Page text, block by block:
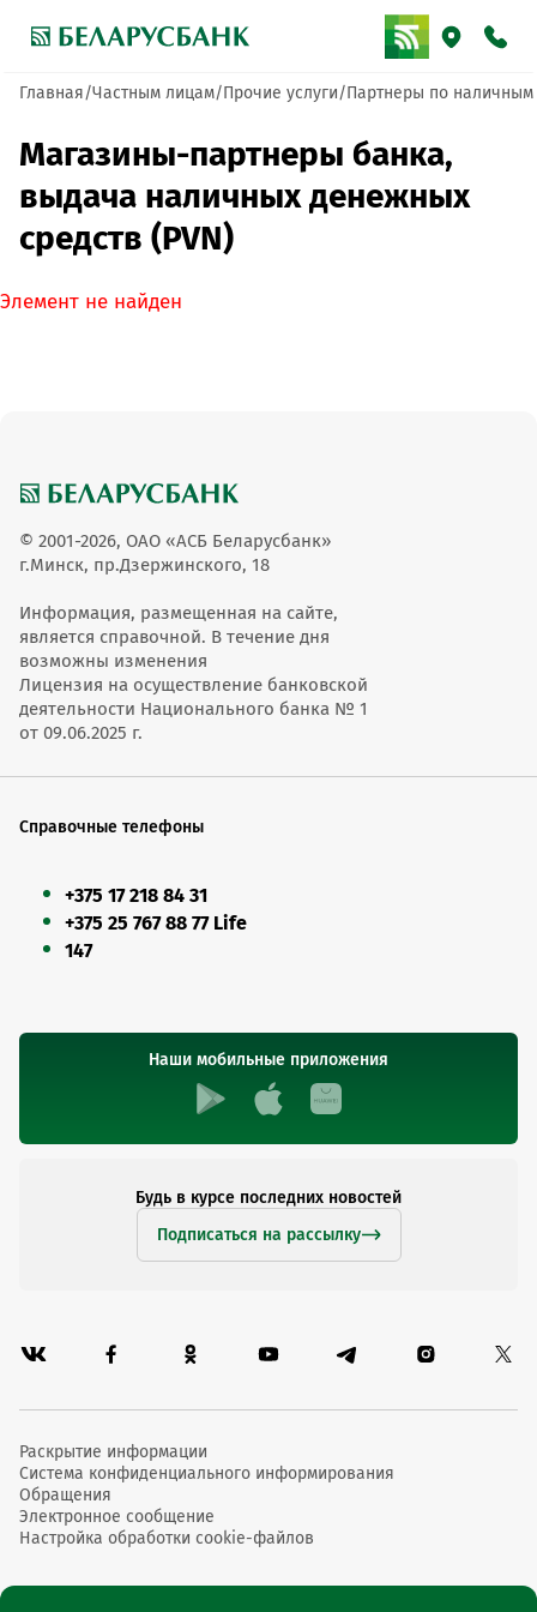
Главная Частным лицам Прочие услуги Партнеры по наличным
Магазины-партнеры банка,
выдача наличных денежных
средств (PVN)
Элемент не найден
© 2001-2026, ОАО «АСБ Беларусбанк»
г.Минск, пр.Дзержинского, 18
Информация, размещенная на сайте,
является справочной. В течение дня
возможны изменения
Лицензия на осуществление банковской
деятельности Национального банка № 1
от 09.06.2025 г.
Справочные телефоны
+375 17 218 84 31
+375 25 767 88 77 Life
147
Наши мобильные приложения
Будь в курсе последних новостей
Подписаться на рассылку
Раскрытие информации
Система конфиденциального информирования
Обращения
Электронное сообщение
Настройка обработки cookie-файлов